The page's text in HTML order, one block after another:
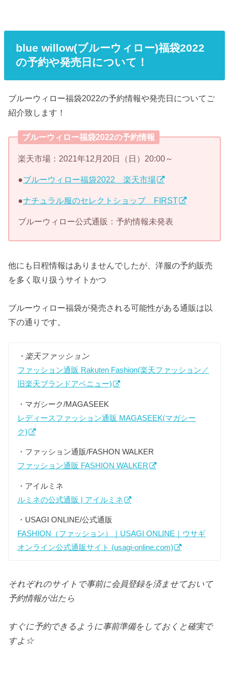
blue willow(ブルーウィロー)福袋2022
の予約や発売日について！
ブルーウィロー福袋2022の予約情報や発売日についてご
紹介致します！
ブルーウィロー福袋2022の予約情報
楽天市場：2021年12月20日（日）20:00～
●ブルーウィロー福袋2022 楽天市場
●ナチュラル服のセレクトショップ FIRST
ブルーウィロー公式通販：予約情報未発表
他にも日程情報はありませんでしたが、洋服の予約販売
を多く取り扱うサイトかつ
ブルーウィロー福袋が発売される可能性がある通販は以
下の通りです。
・楽天ファッション
ファッション通販 Rakuten Fashion(楽天ファッション／
旧楽天ブランドアベニュー)
・マガシーク/MAGASEEK
レディースファッション通販 MAGASEEK(マガシー
ク)
・ファッション通販/FASHON WALKER
ファッション通販 FASHION WALKER
・アイルミネ
ルミネの公式通販 | アイルミネ
・USAGI ONLINE/公式通販
FASHION（ファッション）｜USAGI ONLINE｜ウサギ
オンライン公式通販サイト (usagi-online.com)
それぞれのサイトで事前に会員登録を済ませておいて
予約情報が出たら
すぐに予約できるように事前準備をしておくと確実で
すよ☆